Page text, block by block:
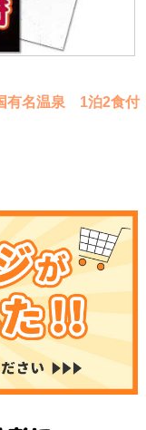
有名温泉 1泊2食付